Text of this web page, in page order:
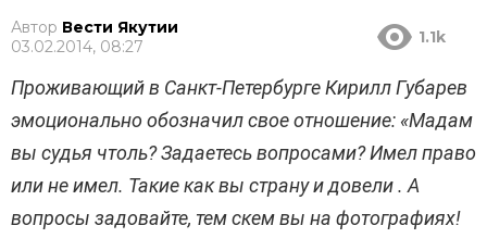
Автор Вести Якутии
03.02.2014, 08:27
1.1k
Проживающий в Санкт-Петербурге Кирилл Губарев
эмоционально обозначил свое отношение: «Мадам
вы судья чтоль? Задаетесь вопросами? Имел право
или не имел. Такие как вы страну и довели . А
вопросы задовайте, тем скем вы на фотографиях!